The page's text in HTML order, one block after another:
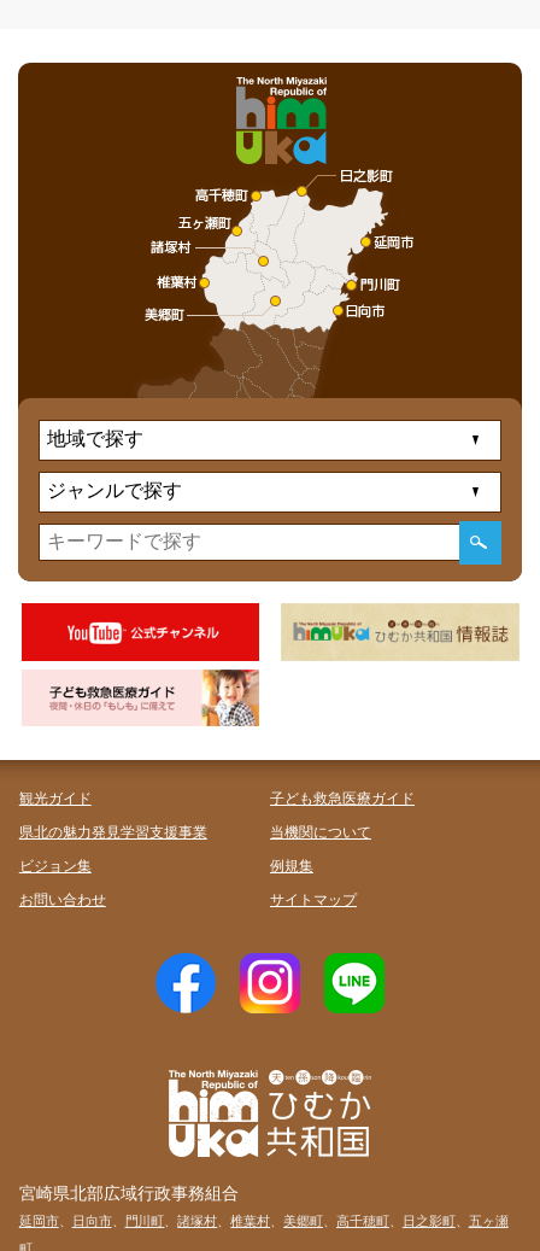
観光ガイド
子ども救急医療ガイド
県北の魅力発見学習支援事業
当機関について
ビジョン集
例規集
お問い合わせ
サイトマップ
宮崎県北部広域行政事務組合
延岡市、 日向市、 門川町 、諸塚村 、椎葉村 、美郷町 高千穂町、 日之影町、 五ヶ瀬